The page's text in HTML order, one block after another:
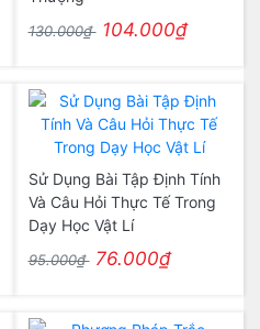
130.000₫ 104.000₫
Sử Dụng Bài Tập Định Tính
Và Câu Hỏi Thực Tế Trong
Dạy Học Vật Lí
95.000₫ 76.000₫